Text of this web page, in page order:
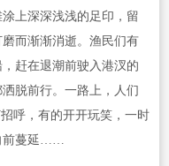
上深深浅浅的足印，留
而渐渐消逝。渔民们有
赶在退潮前驶入港汊的
脱前行。一路上，人们
呼，有的开开玩笑，一时
前蔓延……